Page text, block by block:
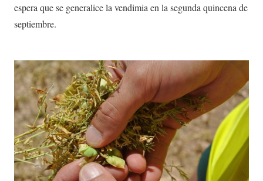
espera que se generalice la vendimia en la segunda quincena de
septiembre.